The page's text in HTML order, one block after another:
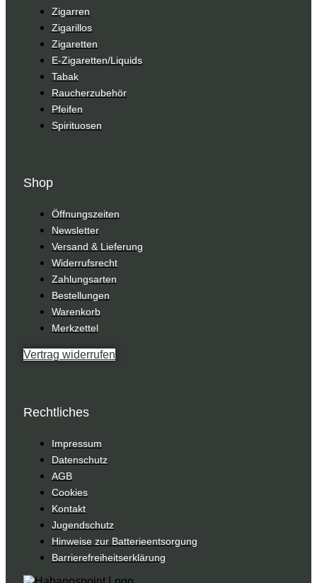
Zigarren
Zigarillos
Zigaretten
E-Zigaretten/Liquids
Tabak
Raucherzubehör
Pfeifen
Spirituosen
Shop
Öffnungszeiten
Newsletter
Versand & Lieferung
Widerrufsrecht
Zahlungsarten
Bestellungen
Warenkorb
Merkzettel
Vertrag widerrufen
Rechtliches
Impressum
Datenschutz
AGB
Cookies
Kontakt
Jugendschutz
Hinweise zur Batterieentsorgung
Barrierefreiheitserklärung